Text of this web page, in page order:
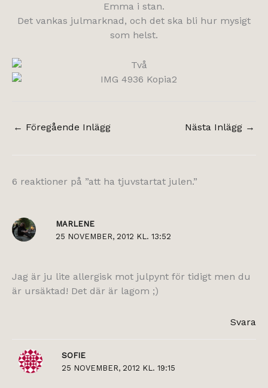
Emma i stan.
Det vankas julmarknad, och det ska bli hur mysigt
som helst.
← Föregående Inlägg Nästa Inlägg →
6 reaktioner på ”att ha tjuvstartat julen.”
MARLENE
25 NOVEMBER, 2012 KL. 13:52
Jag är ju lite allergisk mot julpynt för tidigt men du
är ursäktad! Det där är lagom ;)
Svara
SOFIE
25 NOVEMBER, 2012 KL. 19:15